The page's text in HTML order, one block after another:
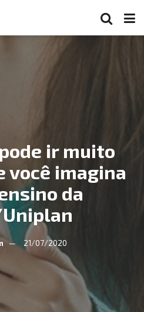
ir muito
você imagina
da
21/07/2020